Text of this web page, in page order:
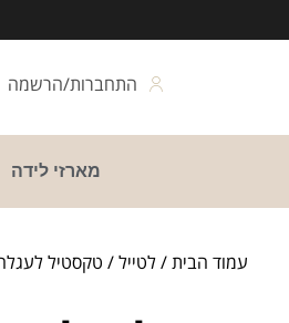
התחברות/הרשמה
מארזי לידה
עמוד הבית/לטייל/ טקסטיל